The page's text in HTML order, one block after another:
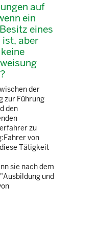
auf
ein
eines
ist, aber
der
zur Führung
den
zu
von
Tätigkeit
sie nach dem
und